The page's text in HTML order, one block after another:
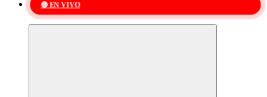
🔴 EN VIVO